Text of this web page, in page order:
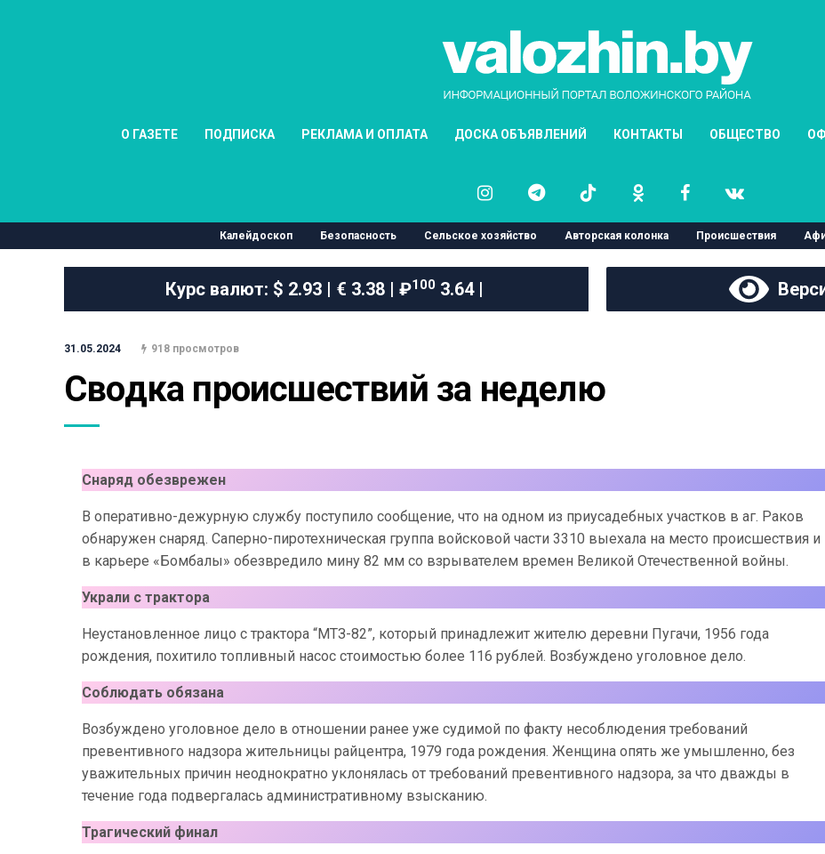
О ГАЗЕТЕ ПОДПИСКА РЕКЛАМА И ОПЛАТА ДОСКА ОБЪЯВЛЕНИЙ КОНТАКТЫ ОБЩЕСТВО
Калейдоскоп Безопасность Сельское хозяйство Авторская колонка Происшествия
Курс валют: $ 2.93 | € 3.38 | ₽1003.64 |
31.05.2024 918 просмотров
Сводка происшествий за неделю
Снаряд обезврежен
В оперативно-дежурную службу поступило сообщение, что на одном из приусадебных участков в аг. Раков
обнаружен снаряд. Саперно-пиротехническая группа войсковой части 3310 выехала на место происшествия и
в карьере «Бомбалы» обезвредило мину 82 мм со взрывателем времен Великой Отечественной войны.
Украли с трактора
Неустановленное лицо с трактора “МТЗ-82”, который принадлежит жителю деревни Пугачи, 1956 года
рождения, похитило топливный насос стоимостью более 116 рублей. Возбуждено уголовное дело.
Соблюдать обязана
Возбуждено уголовное дело в отношении ранее уже судимой по факту несоблюдения требований
превентивного надзора жительницы райцентра, 1979 года рождения. Женщина опять же умышленно, без
уважительных причин неоднократно уклонялась от требований превентивного надзора, за что дважды в
течение года подвергалась административному взысканию.
Трагический финал